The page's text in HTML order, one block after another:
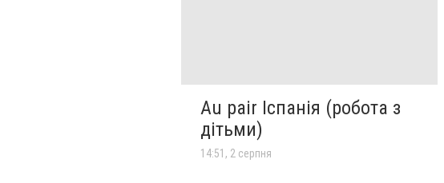
Au pair Іспанія (робота з
дітьми)
14:51, 2 серпня